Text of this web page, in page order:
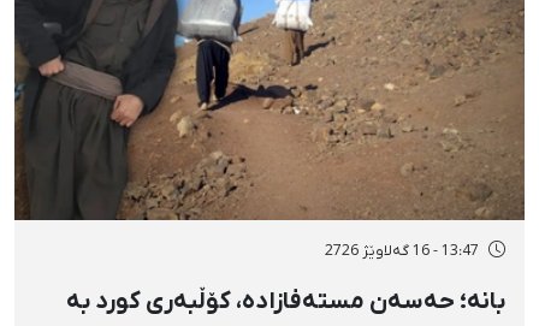
13:47 - 16 گەلاوێژ 2726
بانه؛ حەسەن مستەفازادە، کۆڵبەری کورد بە